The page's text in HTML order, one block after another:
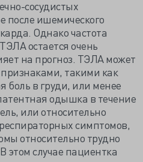
сосудистых
после ишемического
Однако частота
остается очень
на прогноз. ТЭЛА может
такими как
боль в груди, или менее
одышка в течение
или относительно
симптомов,
относительно трудно
этом случае пациентка